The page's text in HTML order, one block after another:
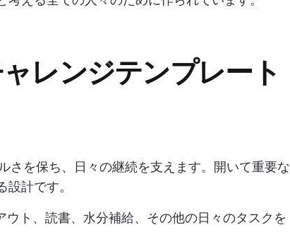
レンジテンプレート
さを保ち、日々の継続を支えます。開いて重要な
計です。
ウト、読書、水分補給、その他の日々のタスクを